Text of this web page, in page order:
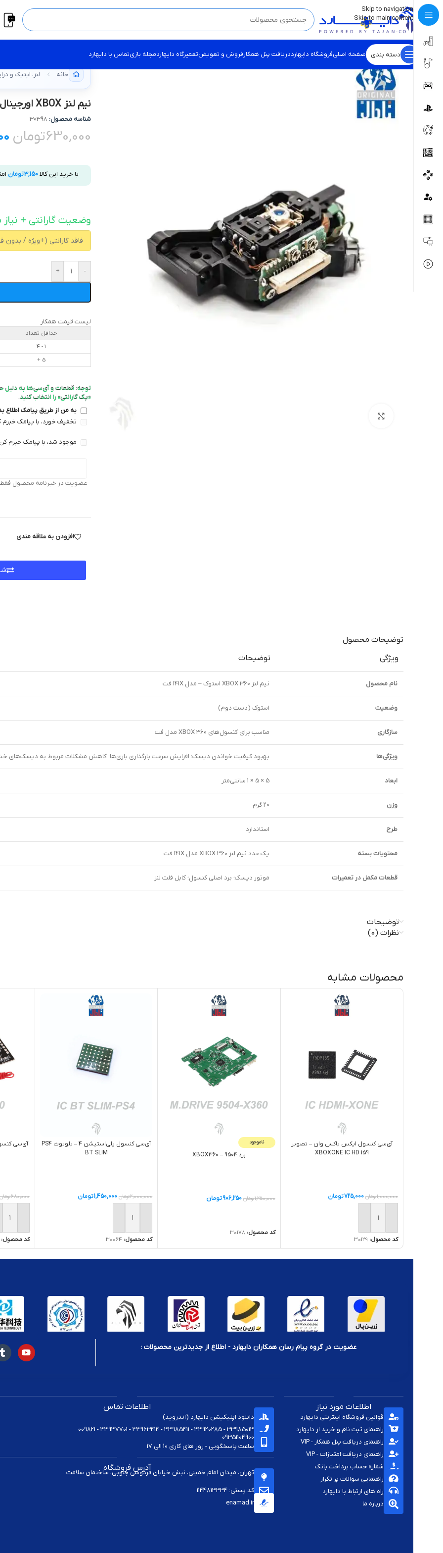
Skip to navigation
Skip to main content
💡برچسب و اسکین کنسول ها بروز شد . . . اینجا کیک کن !
دسته بندی صفحه اصلیفروشگاه دایهارددریافت پنل همکارفروش و تعویضتعمیرگاه دایهاردمجله بازیتماس با دایهارد
خانه لنز، اپتیک و
نيم لنز XBOX اورجینال – 141X فت 360
شناسه محصول: 30398
630,000تومان
با خرید این کالا3,150تومان
وضعیت گارانتی + نیاز
-
+
لیست قیمت همکار
حداقل تعداد
1 - 4
5 +
توجه: قطعات و آی‌سی‌ها به دلیل
«پک گارانتی» را انتخاب کنید.
به من از طریق پیامک
تخفیف خورد، با پیامک خبرم
موجود شد، با پیامک خبرم
عضویت در خبرنامه محصول فقط
افزودن به علاقه مندی
توضیحات محصول
ویژگی
توضیحات
نام محصول نیم لنز XBOX 360 استوک – مدل 141X فت
وضعیت استوک (دست دوم)
سازگاری مناسب برای کنسول‌های XBOX 360 مدل فت
ویژگی‌ها بهبود کیفیت خواندن دیسک؛ افزایش سرعت بارگذاری بازی‌ها؛ کاهش مشکلات مربوط به دیسک‌های
ابعاد 5 × 5 × 1 سانتی‌متر
وزن 20 گرم
طرح استاندارد
محتویات بسته یک عدد نیم لنز XBOX 360 مدل 141X فت
قطعات مکمل در تعمیرات موتور دیسک؛ برد اصلی کنسول؛ کابل فلت لنز
توضیحات
نظرات (0)
محصولات مشابه
آی‌سی کنسول ایکس باکس وان – تصویر
XBOXONE IC HD 159
1,000,000تومان 725,000تومان
افزودن به سبد خرید
کد محصول: 30129
ناموجود
برد XBOX360 – 9504
1,250,000تومان 906,250تومان
کد محصول:30178
آی‌سی کنسول پلی‌استیشن 4 – بلوتوث PS4
BT SLIM
2,000,000تومان 1,450,000تومان
افزودن به سبد خرید
کد محصول: 30064
680,000
کد
عضویت در گروه پیام رسان همکاران دایهارد - اطلاع از جدیدترین محصولات :
اطلاعات مورد نیاز
قوانین فروشگاه اینترنتی دایهارد
راهنمای ثبت نام و خرید از دایهارد
راهنمای دریافت پنل همکار - VIP
راهنمای دریافت امتیازات - VIP
شماره حساب پرداخت بانک
راهنمایی سوالات پر تکرار
راه های ارتباط با دایهارد
درباره ما
اطلاعات تماس
دانلود اپلیکیشن دایهارد (اندروید)
33985013 - 33920285 - 33985411 - 33963414 - 33937701 - 009821
09351104900
ساعت پاسخگویی - روز های کاری 10 الی 17
آدرس فروشگاه
تهران، میدان امام خمینی، نبش خیابان فردوسی جنوبی، ساختمان سلامت
کد پستی: 1144813334
enamad.ir